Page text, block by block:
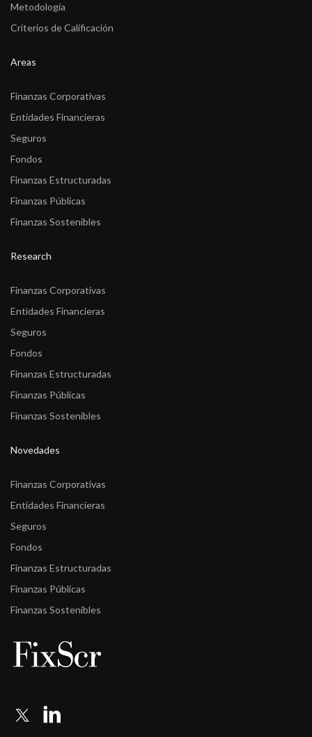
Metodología
Criterios de Calificación
Areas
Finanzas Corporativas
Entidades Financieras
Seguros
Fondos
Finanzas Estructuradas
Finanzas Públicas
Finanzas Sostenibles
Research
Finanzas Corporativas
Entidades Financieras
Seguros
Fondos
Finanzas Estructuradas
Finanzas Públicas
Finanzas Sostenibles
Novedades
Finanzas Corporativas
Entidades Financieras
Seguros
Fondos
Finanzas Estructuradas
Finanzas Públicas
Finanzas Sostenibles